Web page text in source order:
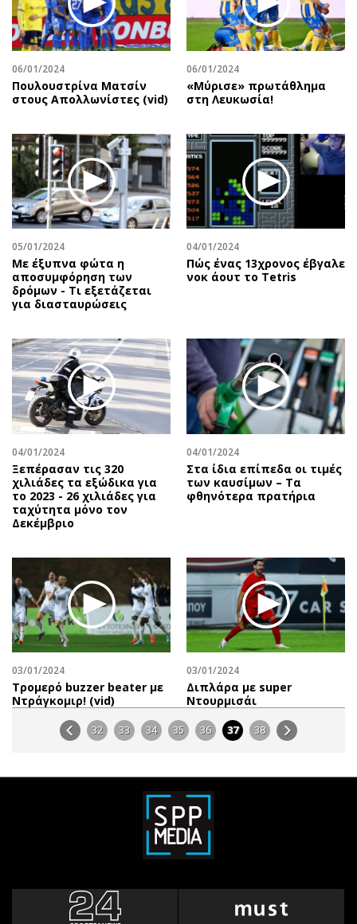
06/01/2024
Πουλουστρίνα Ματσίν
στους Απολλωνίστες (vid)
06/01/2024
«Μύρισε» πρωτάθλημα
στη Λευκωσία!
05/01/2024
Με έξυπνα φώτα η
αποσυμφόρηση των
δρόμων - Τι εξετάζεται
για διασταυρώσεις
04/01/2024
Πώς ένας 13χρονος έβγαλε
νοκ άουτ το Tetris
04/01/2024
Ξεπέρασαν τις 320
χιλιάδες τα εξώδικα για
το 2023 - 26 χιλιάδες για
ταχύτητα μόνο τον
Δεκέμβριο
04/01/2024
Στα ίδια επίπεδα οι τιμές
των καυσίμων – Τα
φθηνότερα πρατήρια
03/01/2024
Τρομερό buzzer beater με
Ντράγκομιρ! (vid)
03/01/2024
Διπλάρα με super
Ντουρμισάι
32 33 34 35 36 37 38